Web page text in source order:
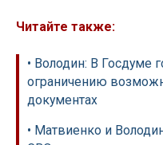
Читайте также:
• Володин: В Госдуме
ограничению
документах
• Матвиенко и